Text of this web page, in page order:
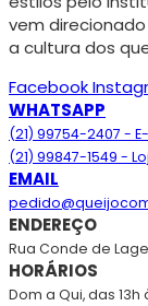
vem
a cultura dos
Facebook
WHATSAPP
(21) 99754-2407 -
(21) 99847-1549 -
EMAIL
ENDEREÇO
Rua Conde de
HORÁRIOS
Dom a Qui, das 13h